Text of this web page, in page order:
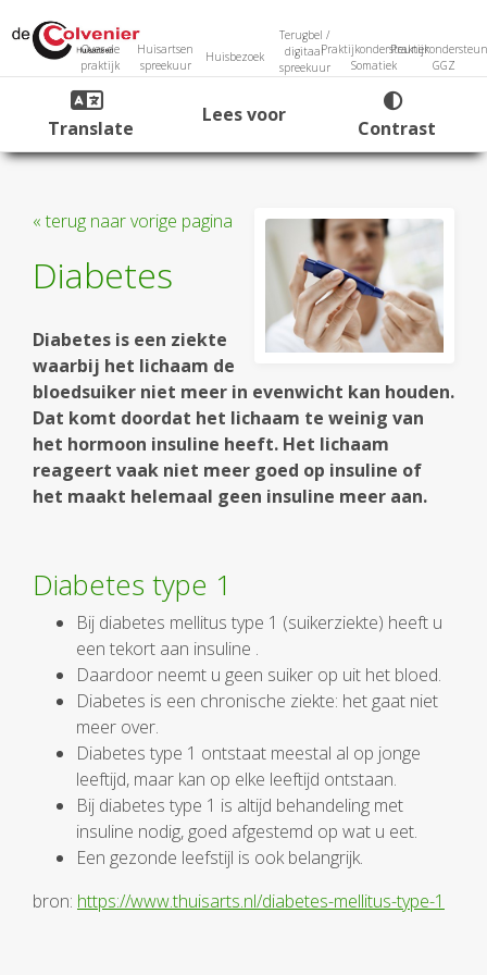
Over de
praktijk
Huisartsen
spreekuur
Huisbezoek
Terugbel /
digitaal
spreekuur
Praktijkondersteuner
Somatiek
GGZ
Translate
Lees voor
Contrast
« terug naar vorige pagina
Diabetes
Diabetes is een ziekte
waarbij het lichaam de
bloedsuiker niet meer in evenwicht kan houden.
Dat komt doordat het lichaam te weinig van
het hormoon insuline heeft. Het lichaam
reageert vaak niet meer goed op insuline of
het maakt helemaal geen insuline meer aan.
Diabetes type 1
Bij diabetes mellitus type 1 (suikerziekte) heeft u
een tekort aan insuline .
Daardoor neemt u geen suiker op uit het bloed.
Diabetes is een chronische ziekte: het gaat niet
meer over.
Diabetes type 1 ontstaat meestal al op jonge
leeftijd, maar kan op elke leeftijd ontstaan.
Bij diabetes type 1 is altijd behandeling met
insuline nodig, goed afgestemd op wat u eet.
Een gezonde leefstijl is ook belangrijk.
bron: https://www.thuisarts.nl/diabetes-mellitus-type-1